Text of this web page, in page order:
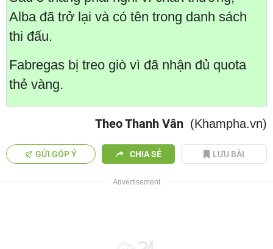
Alba đã trở lại và có tên trong danh sách
thi đấu.
Fabregas bị treo giò vì đã nhận đủ quota
thẻ vàng.
Theo Thanh Vân (Khampha.vn)
GỬI GÓP Ý CHIA SẺ LƯU BÀI